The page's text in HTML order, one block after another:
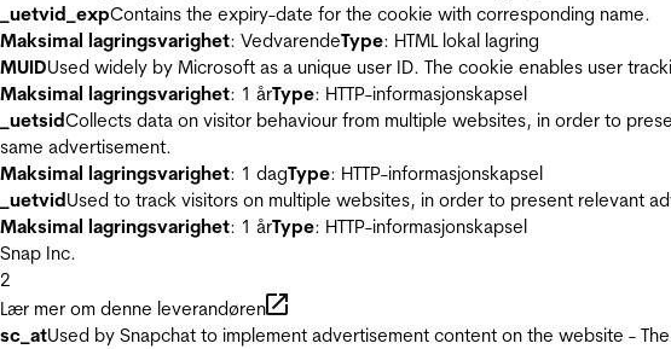
_uetvid_expContains the expiry-date for the cookie with corresponding name.
Maksimal lagringsvarighet: VedvarendeType: HTML lokal lagring
MUIDUsed widely by Microsoft as a unique user ID. The cookie enables user
Maksimal lagringsvarighet: 1 årType: HTTP-informasjonskapsel
_uetsidCollects data on visitor behaviour from multiple websites, in order to
same advertisement.
Maksimal lagringsvarighet: 1 dagType: HTTP-informasjonskapsel
_uetvidUsed to track visitors on multiple websites, in order to present relevant
Maksimal lagringsvarighet: 1 årType: HTTP-informasjonskapsel
Snap Inc.
2
Lær mer om denne leverandøren
sc_atUsed by Snapchat to implement advertisement content on the website -